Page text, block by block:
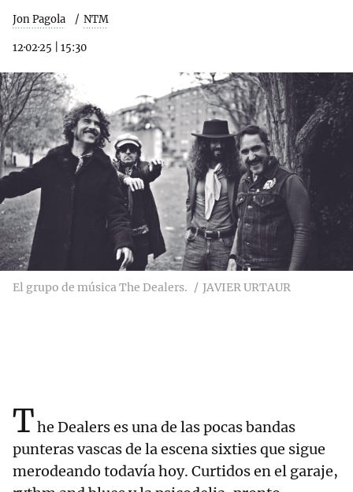
Jon Pagola NTM
12·02·25 15:30
El grupo de música The Dealers. JAVIER URTAUR
The Dealers es una de las pocas bandas
punteras vascas de la escena sixties que sigue
merodeando todavía hoy. Curtidos en el garaje,